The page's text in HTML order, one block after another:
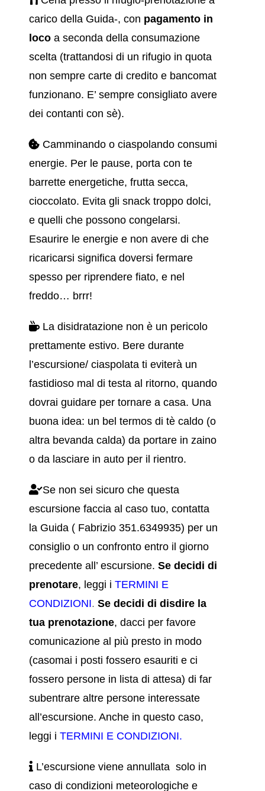
carico della Guida-, con pagamento in
loco a seconda della consumazione
scelta (trattandosi di un rifugio in quota
non sempre carte di credito e bancomat
funzionano. E’ sempre consigliato avere
dei contanti con sè).
Camminando o ciaspolando consumi
energie. Per le pause, porta con te
barrette energetiche, frutta secca,
cioccolato. Evita gli snack troppo dolci,
e quelli che possono congelarsi.
Esaurire le energie e non avere di che
ricaricarsi significa doversi fermare
spesso per riprendere fiato, e nel
freddo… brrr!
La disidratazione non è un pericolo
prettamente estivo. Bere durante
l’escursione/ ciaspolata ti eviterà un
fastidioso mal di testa al ritorno, quando
dovrai guidare per tornare a casa. Una
buona idea: un bel termos di tè caldo (o
altra bevanda calda) da portare in zaino
o da lasciare in auto per il rientro.
Se non sei sicuro che questa
escursione faccia al caso tuo, contatta
la Guida ( Fabrizio 351.6349935) per un
consiglio o un confronto entro il giorno
precedente all’ escursione.Se decidi di
prenotare, leggi i TERMINI E
CONDIZIONI.Se decidi di disdire la
tua prenotazione, dacci per favore
comunicazione al più presto in modo
(casomai i posti fossero esauriti e ci
fossero persone in lista di attesa) di far
subentrare altre persone interessate
all’escursione. Anche in questo caso,
leggi i TERMINI E CONDIZIONI.
L’escursione viene annullata solo in
caso di condizioni meteorologiche e